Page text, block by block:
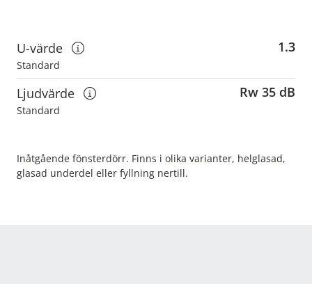
U-värde
Visa information om u-värden
Standard
1.3
Ljudvärde
Visa information om ljudvärden
Standard
Rw 35 dB
Inåtgående fönsterdörr. Finns i olika varianter, helglasad,
glasad underdel eller fyllning nertill.